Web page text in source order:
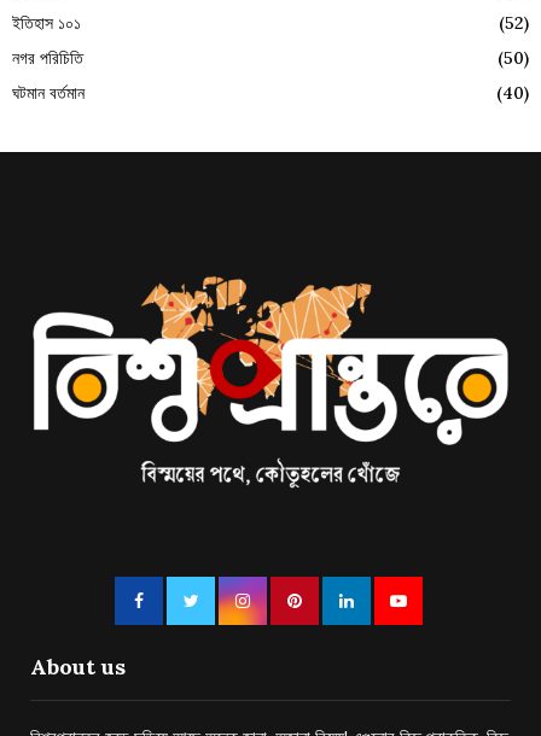
ইতিহাস ১০১
(52)
নগর পরিচিতি
(50)
ঘটমান বর্তমান
(40)
About us